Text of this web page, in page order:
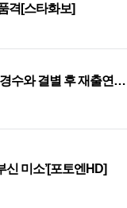
격[스타화보]
경수와 결별 후 재출연…
신 미소’[포토엔HD]